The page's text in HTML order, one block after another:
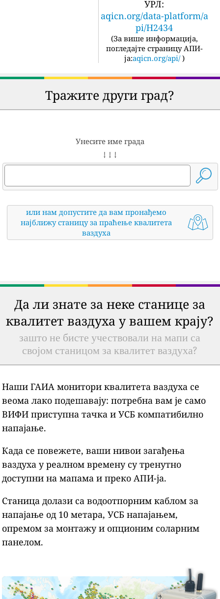
УРЛ:
aqicn.org/data-platform/a
pi/H2434
(За више информација,
погледајте страницу АПИ-
ја:aqicn.org/api/ )
Тражите други град?
Унесите име града
↓ ↓ ↓
или нам допустите да вам пронађемо
најближу станицу за праћење квалитета
ваздуха
Да ли знате за неке станице за
квалитет ваздуха у вашем крају?
зашто не бисте учествовали на мапи са
својом станицом за квалитет ваздуха?
Наши ГАИА монитори квалитета ваздуха се
веома лако подешавају: потребна вам је само
ВИФИ приступна тачка и УСБ компатибилно
напајање.
Када се повежете, ваши нивои загађења
ваздуха у реалном времену су тренутно
доступни на мапама и преко АПИ-ја.
Станица долази са водоотпорним каблом за
напајање од 10 метара, УСБ напајањем,
опремом за монтажу и опционим соларним
панелом.